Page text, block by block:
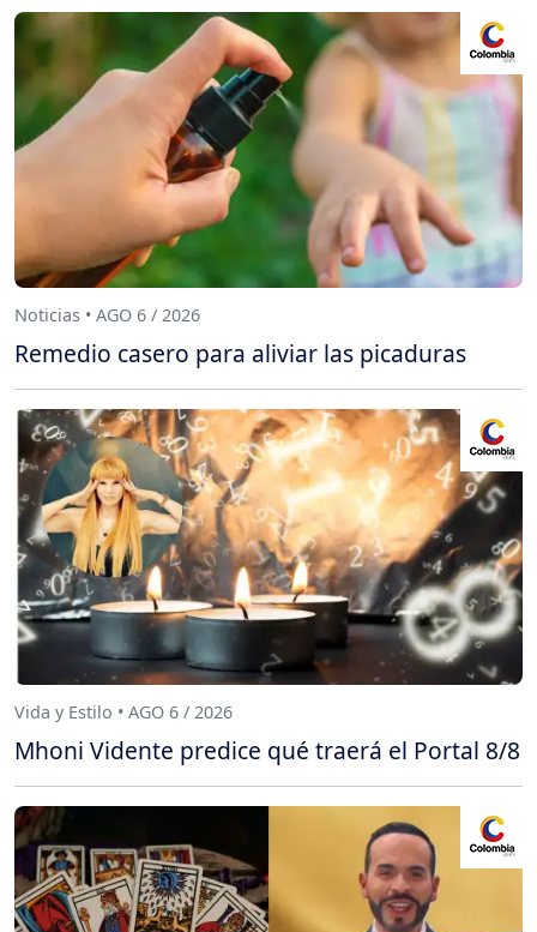
Noticias • AGO 6 / 2026
Remedio casero para aliviar las picaduras
Vida y Estilo • AGO 6 / 2026
Mhoni Vidente predice qué traerá el Portal 8/8